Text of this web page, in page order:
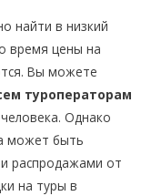
найти в низкий
время цены на
Вы можете
туроператорам
Однако
может быть
распродажами от
на туры в